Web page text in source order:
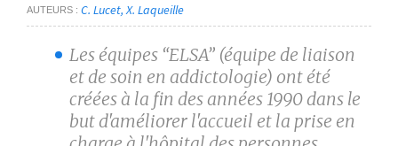
AUTEURS C. Lucet X. Laqueille
Les équipes “ELSA” (équipe de liaison
et de soin en addictologie) ont été
créées à la fin des années 1990 dans le
but d'améliorer l'accueil et la prise en